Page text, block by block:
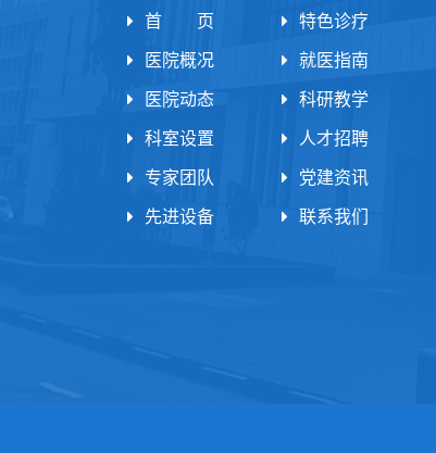
首 页
医院概况
医院动态
科室设置
专家团队
先进设备
特色诊疗
就医指南
科研教学
人才招聘
党建资讯
联系我们